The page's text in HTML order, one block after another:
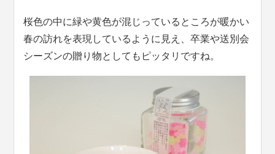
桜色の中に緑や黄色が混じっているところが暖かい
春の訪れを表現しているように見え、卒業や送別会
シーズンの贈り物としてもピッタリですね。